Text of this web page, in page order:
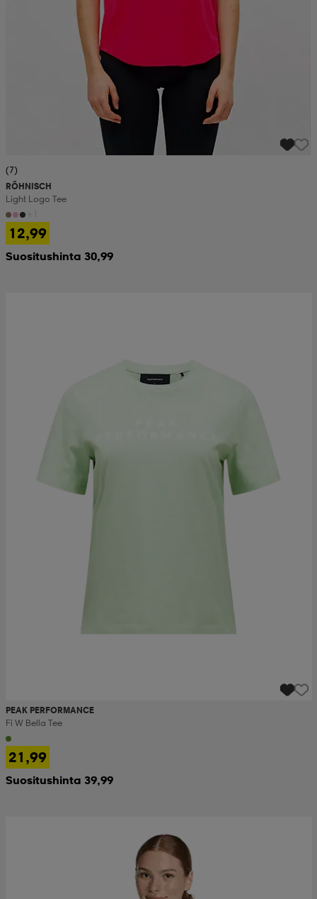
(7)
RÖHNISCH
Light Logo Tee
12,99
Suositushinta 30,99
PEAK PERFORMANCE
Fi W Bella Tee
21,99
Suositushinta 39,99